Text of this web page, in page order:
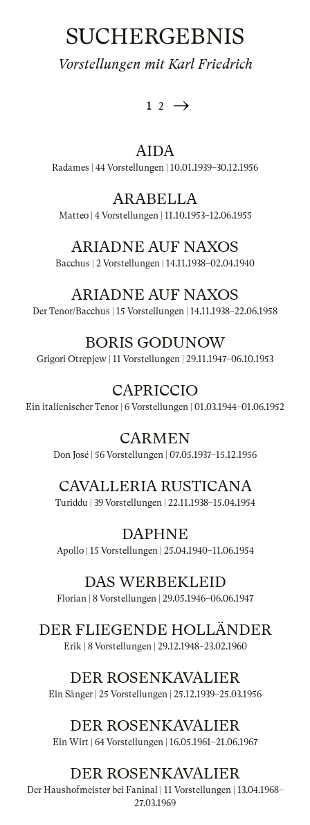
SUCHERGEBNIS
Vorstellungen mit Karl Friedrich
1 2
Weiter
AIDA
Radames | 44 Vorstellungen | 10.01.1939–30.12.1956
ARABELLA
Matteo | 4 Vorstellungen | 11.10.1953–12.06.1955
ARIADNE AUF NAXOS
Bacchus | 2 Vorstellungen | 14.11.1938–02.04.1940
ARIADNE AUF NAXOS
Der Tenor/Bacchus | 15 Vorstellungen | 14.11.1938–22.06.1958
BORIS GODUNOW
Grigori Otrepjew | 11 Vorstellungen | 29.11.1947–06.10.1953
CAPRICCIO
Ein italienischer Tenor | 6 Vorstellungen | 01.03.1944–01.06.1952
CARMEN
Don José | 56 Vorstellungen | 07.05.1937–15.12.1956
CAVALLERIA RUSTICANA
Turiddu | 39 Vorstellungen | 22.11.1938–15.04.1954
DAPHNE
Apollo | 15 Vorstellungen | 25.04.1940–11.06.1954
DAS WERBEKLEID
Florian | 8 Vorstellungen | 29.05.1946–06.06.1947
DER FLIEGENDE HOLLÄNDER
Erik | 8 Vorstellungen | 29.12.1948–23.02.1960
DER ROSENKAVALIER
Ein Sänger | 25 Vorstellungen | 25.12.1939–25.03.1956
DER ROSENKAVALIER
Ein Wirt | 64 Vorstellungen | 16.05.1961–21.06.1967
DER ROSENKAVALIER
Der Haushofmeister bei Faninal | 11 Vorstellungen | 13.04.1968–
27.03.1969